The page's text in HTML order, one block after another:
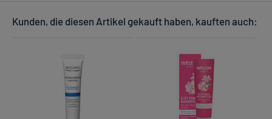
Kunden, die diesen Artikel gekauft haben, kauften auch: